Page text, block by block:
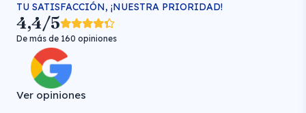
TU SATISFACCIÓN, ¡NUESTRA PRIORIDAD!
4,4/5
De más de 160 opiniones
Ver opiniones